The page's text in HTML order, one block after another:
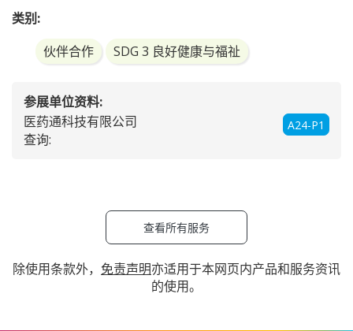
类别:
伙伴合作
SDG 3 良好健康与福祉
参展单位资料:
A24-P1
医药通科技有限公司
查询:
查看所有服务
除使用条款外， 免责声明亦适用于本网页内产品和服务资讯
的使用。